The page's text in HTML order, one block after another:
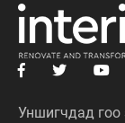
Уншигчдад гоо